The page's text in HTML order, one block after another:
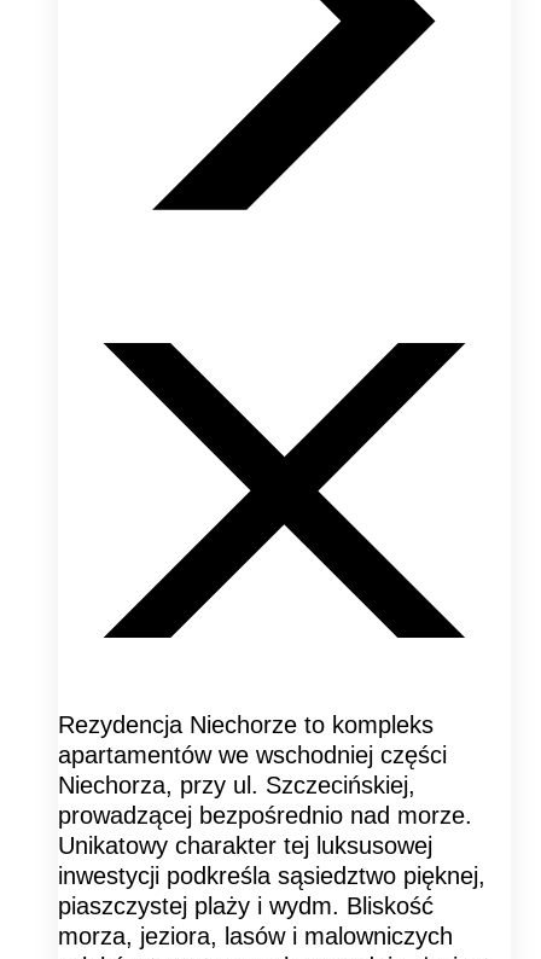
Rezydencja Niechorze to kompleks
apartamentów we wschodniej części
Niechorza, przy ul. Szczecińskiej,
prowadzącej bezpośrednio nad morze.
Unikatowy charakter tej luksusowej
inwestycji podkreśla sąsiedztwo pięknej,
piaszczystej plaży i wydm. Bliskość
morza, jeziora, lasów i malowniczych